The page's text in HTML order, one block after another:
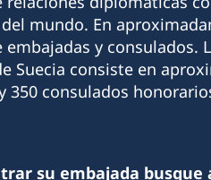
mundo. En
embajadas y consulados.
Suecia consiste en
350 consulados
su embajada busque